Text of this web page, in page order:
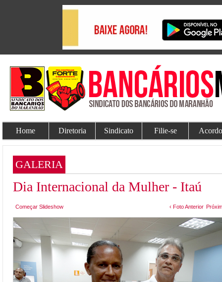
Home Diretoria Sindicato Filie-se
GALERIA
Dia Internacional da Mulher - Itaú
Começar Slideshow ‹ Foto Anterior